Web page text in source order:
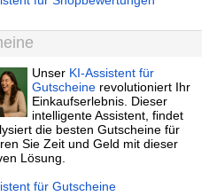
Unser KI-Assistent für
Gutscheine revolutioniert Ihr
Einkaufserlebnis. Dieser
intelligente Assistent, findet
die besten Gutscheine für
Sie Zeit und Geld mit dieser
Lösung.
für Gutscheine